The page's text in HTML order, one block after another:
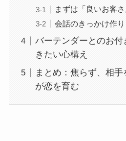
まずは「良いお客
会話のきっかけ作
バーテンダーとのお
きたい心構え
まとめ：焦らず、相
が恋を育む